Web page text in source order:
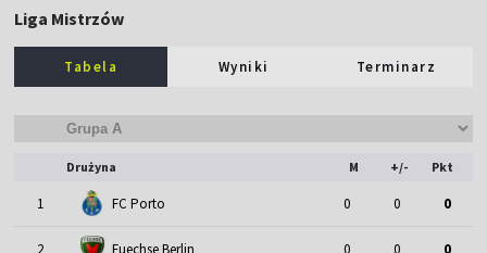
Liga Mistrzów
Tabela Wyniki Terminarz
Drużyna M +/- Pkt
1 FC Porto 0 0 0
2 Fuechse Berlin 0 0 0